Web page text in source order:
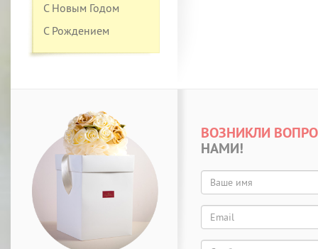
С Новым Годом
С Рождением
ВОЗНИКЛИ
НАМИ!